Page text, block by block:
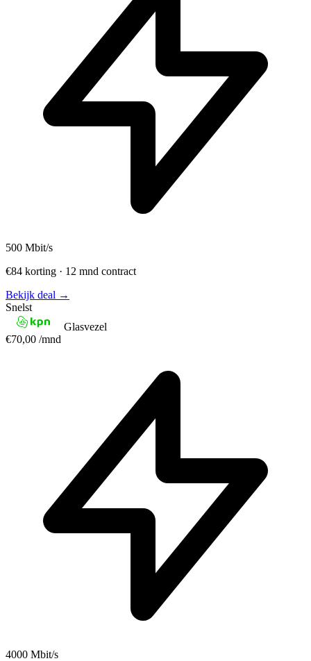
500 Mbit/s
€84 korting · 12 mnd contract
Bekijk deal →
Snelst
Glasvezel
€70,00 /mnd
4000 Mbit/s